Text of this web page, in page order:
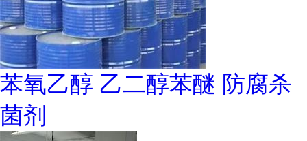
苯氧乙醇 乙二醇苯醚 防腐杀
菌剂